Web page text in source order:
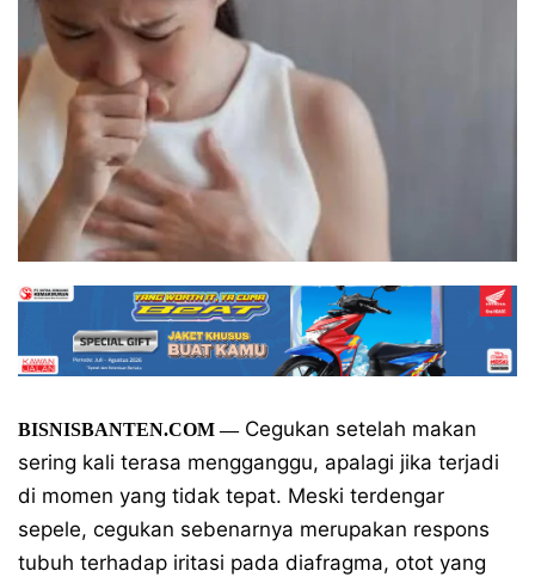
BISNISBANTEN.COM—Cegukan setelah makan
sering kali terasa mengganggu, apalagi jika terjadi
di momen yang tidak tepat. Meski terdengar
sepele, cegukan sebenarnya merupakan respons
tubuh terhadap iritasi pada diafragma, otot yang